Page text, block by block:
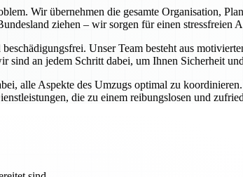
Wir übernehmen die gesamte Organisation,
ziehen – wir sorgen für einen stressfreien
Unser Team besteht aus
an jedem Schritt dabei, um Ihnen Sicherheit
alle Aspekte des Umzugs optimal zu
die zu einem reibungslosen und